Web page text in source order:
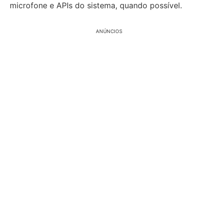
microfone e APIs do sistema, quando possível.
ANÚNCIOS